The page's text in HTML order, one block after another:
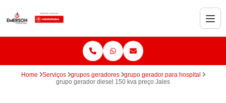
Home Serviços grupos geradores
grupo gerador para hospital
grupo gerador diesel 150 kva preço Jales